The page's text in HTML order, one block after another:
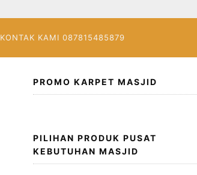
KONTAK KAMI 087815485879
PROMO KARPET MASJID
PILIHAN PRODUK PUSAT
KEBUTUHAN MASJID